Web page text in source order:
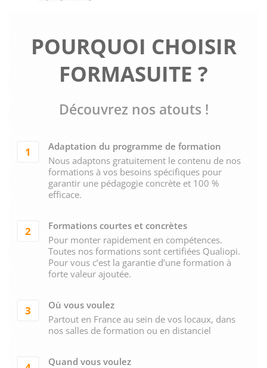
POURQUOI CHOISIR
FORMASUITE ?
Découvrez nos atouts !
1
Adaptation du programme de formation
Nous adaptons gratuitement le contenu de nos
formations à vos besoins spécifiques pour
garantir une pédagogie concrète et 100 %
efficace.
2
Formations courtes et concrètes
Pour monter rapidement en compétences.
Toutes nos formations sont certifiées Qualiopi.
Pour vous c’est la garantie d’une formation à
forte valeur ajoutée.
3
Où vous voulez
Partout en France au sein de vos locaux, dans
nos salles de formation ou en distanciel
Quand vous voulez